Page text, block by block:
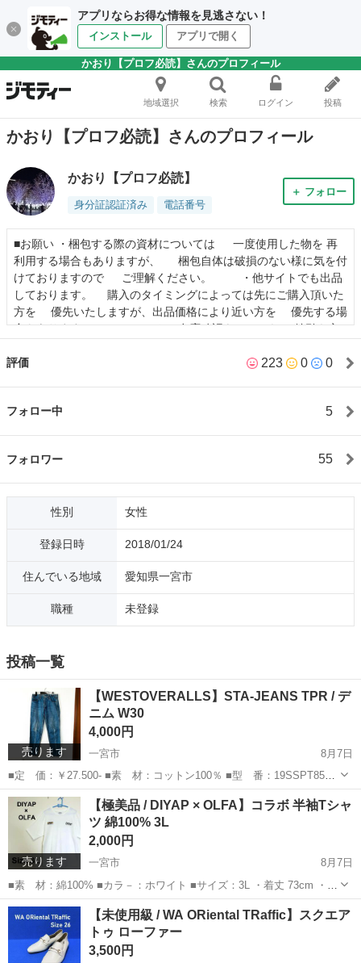
アプリならお得な情報を見逃さない！
インストール アプリで開く
かおり【プロフ必読】さんのプロフィール
地域選択 検索 ログイン 投稿
かおり【プロフ必読】さんのプロフィール
かおり【プロフ必読】
身分証認証済み 電話番号
＋ フォロー
■お願い ・梱包する際の資材については 一度使用した物を 再
利用する場合もありますが、 梱包自体は破損のない様に気を付
けておりますので ご理解ください。 ・他サイトでも出品
しております。 購入のタイミングによっては先にご購入頂いた
方を 優先いたしますが、出品価格により近い方を 優先する場
合もあります。 ・コメントで在庫確認をしてから 値引き交
いのですが、 お互いに何度も返信しなくてはいけませんので
写真にてご判断＆ご理解を頂いた上でのご購入を お願いいたし
限り写真を添付しています。 ですが、あくまで素人の個人売買
という事を ご理解の上ご検討ください。 ・お取引前にご質
問を頂く事には お返事いたしますが、お取引後1日以上経って
から 「動作しない」「交換して欲しい」といった 問い合わせ
にはお応えできません。 こちらはメーカーや業者ではありませ
んので、 商品の不具合がどこで発生しているのか 特定できま
せん。 ご理解をお願いいたします。 ・トラブル防止の為、
代引き発送もあんしん決済もいたしません。 対面でのお取引のみ
評価 223 0 0
フォロー中 5
フォロワー 55
性別 女性
登録日時 2018/01/24
住んでいる地域 愛知県一宮市
職種 未登録
投稿一覧
売ります
【WESTOVERALLS】STA-JEANS TPR / デ
ニム W30
4,000円
一宮市
8月7日
■定 価：￥27.500- ■素 材：コットン100％ ■型 番：19SSPT85A
■カラ－：LIGHT ■サイズ (W30) ※平置きでの素人採寸です。 ・ウ
エスト：76cm ・股 上 ：26cm ・...
愛知 一宮市 パンツ
売ります
【極美品 / DIYAP × OLFA】コラボ 半袖Tシャ
ツ 綿100% 3L
2,000円
一宮市
8月7日
■素 材：綿100% ■カラ－：ホワイト ■サイズ：3L ・着丈 73cm ・身
幅 58cm ・肩幅 55cm ・袖丈 25.5cm ■商品特徴 ・世界初「折る刃
式カッターナイフ」で有名なOLFAと...
愛知 一宮市 シャツ
【未使用級 / WA ORiental TRaffic】スクエア
トゥ ローファー
3,500円